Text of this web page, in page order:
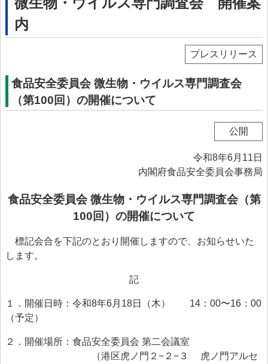
> 新開発食品専門調査会
> ワーキンググループ
> 以前設置していた主なワーキンググループ
> 調査事業について
> 食品安全情報のデータベース検索
> 食品安全委員会による評価書・QA等一覧（50音順）
> 食品安全委員会が評価した化学物質の毒性評価情報
> 食品ハザード情報ハブ
食品健康影響評価のためのリスクプロファイル
内
プレスリリース
食品安全委員会 微生物・ウイルス専門調査会
（第100回）の開催について
公開
令和8年6月11日
内閣府食品安全委員会事務局
食品安全委員会 微生物・ウイルス専門調査会（第
100回）の開催について
標記会合を下記のとおり開催しますので、お知らせいた
します。
記
１．開催日時：令和8年6月18日（木） 14：00〜16：00
（予定）
２．開催場所：食品安全委員会 第二会議室
（港区虎ノ門２−２−３ 虎ノ門アルセ